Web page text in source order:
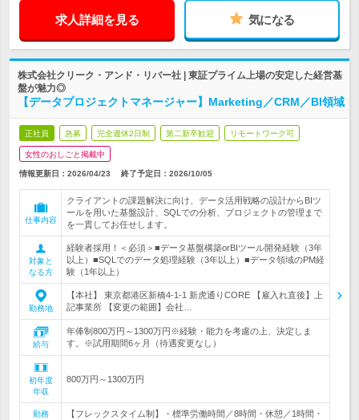
求人詳細を見る 気になる
株式会社クリーク・アンド・リバー社 | 東証プライム上場の安定した経営基
盤が魅力◎
【データプロジェクトマネージャー】Marketing／CRM／BI領域
正社員 急募 完全週休2日制 第二新卒歓迎 リモートワーク可
女性のおしごと掲載中
情報更新日：2026/04/23 終了予定日： 2026/10/05
仕事内容
クライアントの課題解決に向け、データ活用戦略の設計からBIツ
ールを用いた基盤設計、SQLでの分析、プロジェクトの管理まで
を一貫してお任せします。
対象と
なる方
経験者採用！＜必須＞■データ基盤構築orBIツール開発経験（3年
以上）■SQLでのデータ処理経験（3年以上）■データ領域のPM経
験（1年以上）
勤務地
【本社】 東京都港区新橋4-1-1 新虎通りCORE 【雇入れ直後】上
記事業所 【変更の範囲】会社…
給与
年俸制800万円～1300万円※経験・能力を考慮の上、決定しま
す。※試用期間6ヶ月（待遇変更なし）
初年度
年収
800万円～1300万円
勤務
【フレックスタイム制】・標準労働時間／8時間・休憩／1時間・